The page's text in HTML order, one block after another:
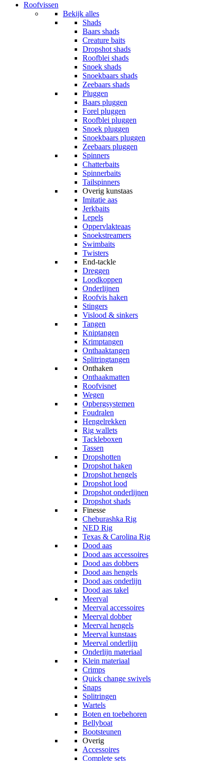
Roofvissen
Bekijk alles
Shads
Baars shads
Creature baits
Dropshot shads
Roofblei shads
Snoek shads
Snoekbaars shads
Zeebaars shads
Pluggen
Baars pluggen
Forel pluggen
Roofblei pluggen
Snoek pluggen
Snoekbaars pluggen
Zeebaars pluggen
Spinners
Chatterbaits
Spinnerbaits
Tailspinners
Overig kunstaas
Imitatie aas
Jerkbaits
Lepels
Oppervlakteaas
Snoekstreamers
Swimbaits
Twisters
End-tackle
Dreggen
Loodkoppen
Onderlijnen
Roofvis haken
Stingers
Vislood & sinkers
Tangen
Kniptangen
Krimptangen
Onthaaktangen
Splitringtangen
Onthaken
Onthaakmatten
Roofvisnet
Wegen
Opbergsystemen
Foudralen
Hengelrekken
Rig wallets
Tackleboxen
Tassen
Dropshotten
Dropshot haken
Dropshot hengels
Dropshot lood
Dropshot onderlijnen
Dropshot shads
Finesse
Cheburashka Rig
NED Rig
Texas & Carolina Rig
Dood aas
Dood aas accessoires
Dood aas dobbers
Dood aas hengels
Dood aas onderlijn
Dood aas takel
Meerval
Meerval accessoires
Meerval dobber
Meerval hengels
Meerval kunstaas
Meerval onderlijn
Onderlijn materiaal
Klein materiaal
Crimps
Quick change swivels
Snaps
Splitringen
Wartels
Boten en toebehoren
Bellyboat
Bootsteunen
Overig
Accessoires
Complete sets